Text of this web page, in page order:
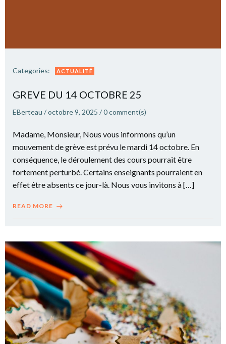
Categories: ACTUALITÉ
GREVE DU 14 OCTOBRE 25
EBerteau /octobre 9, 2025 /0comment(s)
Madame, Monsieur, Nous vous informons qu’un
mouvement de grève est prévu le mardi 14 octobre. En
conséquence, le déroulement des cours pourrait être
fortement perturbé. Certains enseignants pourraient en
effet être absents ce jour-là. Nous vous invitons à […]
READ MORE